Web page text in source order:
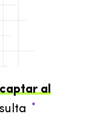
al